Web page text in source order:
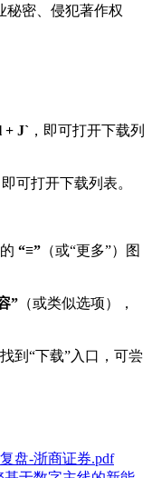
秘密、侵犯著作权
+ J` ，即可打开下载列
即可打开下载列表。
“≡” （或“更多”）图
” （或类似选项），
到“下载”入口，可尝
盘-浙商证券.pdf